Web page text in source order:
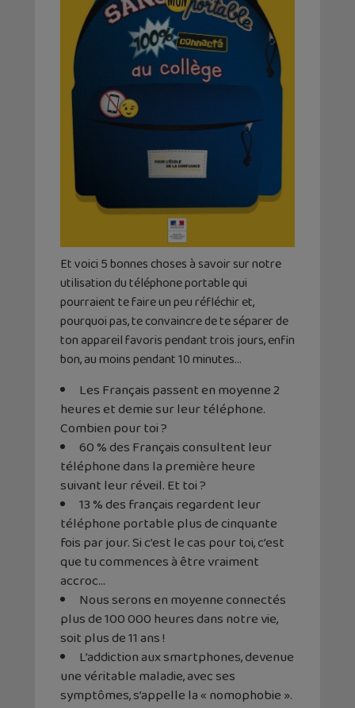
Et voici 5 bonnes choses à savoir sur notre
utilisation du téléphone portable qui
pourraient te faire un peu réfléchir et,
pourquoi pas, te convaincre de te séparer de
ton appareil favoris pendant trois jours, enfin
bon, au moins pendant 10 minutes…
Les Français passent en moyenne 2
heures et demie sur leur téléphone.
Combien pour toi ?
60 % des Français consultent leur
téléphone dans la première heure
suivant leur réveil. Et toi ?
13 % des français regardent leur
téléphone portable plus de cinquante
fois par jour. Si c’est le cas pour toi, c’est
que tu commences à être vraiment
accroc…
Nous serons en moyenne connectés
plus de 100 000 heures dans notre vie,
soit plus de 11 ans !
L’addiction aux smartphones, devenue
une véritable maladie, avec ses
symptômes, s’appelle la « nomophobie ».